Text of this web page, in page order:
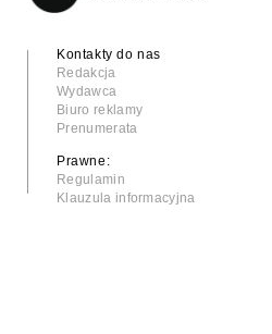
Kontakty do nas
Redakcja
Wydawca
Biuro reklamy
Prenumerata
Prawne:
Regulamin
Klauzula informacyjna